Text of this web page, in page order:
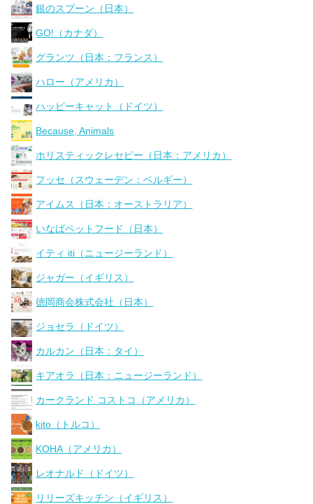
銀のスプーン（日本）
GO!（カナダ）
グランツ（日本：フランス）
ハロー（アメリカ）
ハッピーキャット（ドイツ）
Because, Animals
ホリスティックレセピー（日本：アメリカ）
フッセ（スウェーデン：ベルギー）
アイムス（日本：オーストラリア）
いなばペットフード（日本）
イティ iti（ニュージーランド）
ジャガー（イギリス）
徳岡商会株式会社（日本）
ジョセラ（ドイツ）
カルカン（日本：タイ）
キアオラ（日本：ニュージーランド）
カークランド コストコ（アメリカ）
kito（トルコ）
KOHA（アメリカ）
レオナルド（ドイツ）
リリーズキッチン（イギリス）